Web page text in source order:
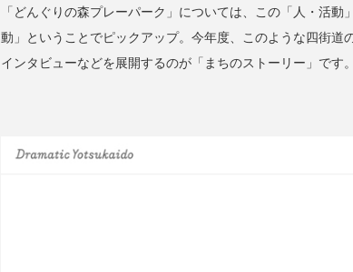
「どんぐりの森プレーパーク」については、この「人・活
動」ということでピックアップ。今年度、このような四街
インタビューなどを展開するのが「まちのストーリー」です。